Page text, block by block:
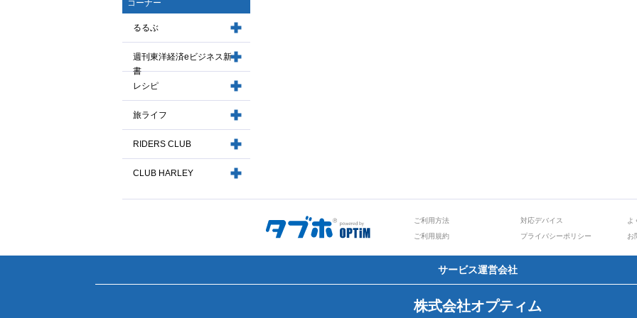
コーナー
るるぶ
週刊東洋経済eビジネス新
書
レシピ
旅ライフ
RIDERS CLUB
CLUB HARLEY
ご利用方法 対応デバイス
よ
ご利用規約
プライバシーポリシー お
サービス運営会社
株式会社オプティム